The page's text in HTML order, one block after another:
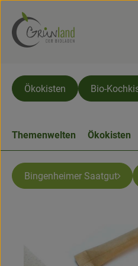
Ökokisten Bio-
Themenwelten Ökokisten
Bingenheimer Saatgut